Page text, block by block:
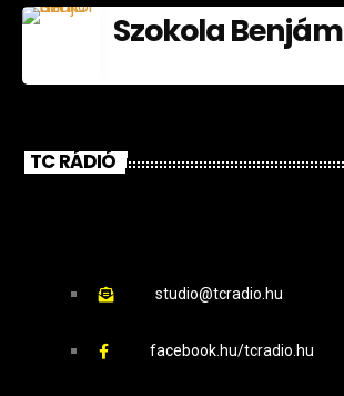
Szokola
TC RÁDIÓ
studio@tcradio.hu
facebook.hu/tcradio.hu